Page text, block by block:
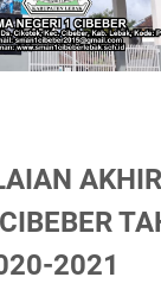
2021